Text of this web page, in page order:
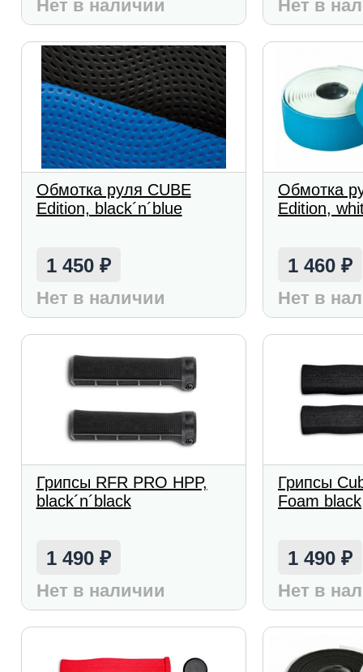
Нет в наличии Нет в
Обмотка руля CUBE
Edition, black´n´blue
1 450 ₽
Нет в наличии
Обмотка
Edition,
1 460₽
Нет в
Грипсы RFR PRO HPP,
black´n´black
1 490 ₽
Нет в наличии
Грипсы
Foam black
1 490₽
Нет в